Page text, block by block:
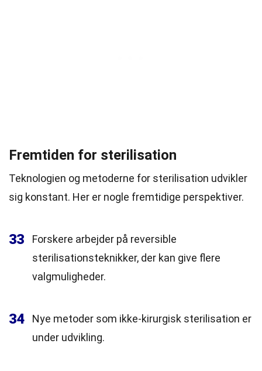
Fremtiden for sterilisation
Teknologien og metoderne for sterilisation udvikler
sig konstant. Her er nogle fremtidige perspektiver.
33
Forskere arbejder på reversible
sterilisationsteknikker, der kan give flere
valgmuligheder.
34
Nye metoder som ikke-kirurgisk sterilisation er
under udvikling.